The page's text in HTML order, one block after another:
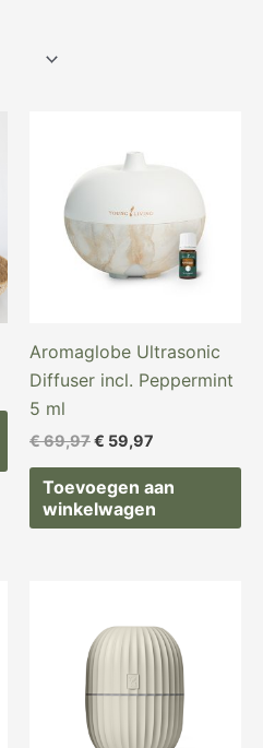
Aromaglobe Ultrasonic
Diffuser incl. Peppermint
5 ml
€69,97
was:
€ 59,97
€ 59,97.
Toevoegen aan
winkelwagen
was:
€ 65,97.
is:
€ 44,97.